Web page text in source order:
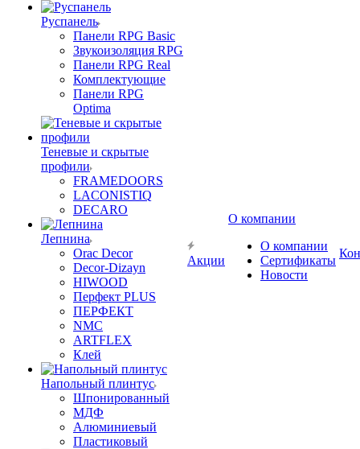
Руспанель
Панели RPG Basic
Звукоизоляция RPG
Панели RPG Real
Комплектующие
Панели RPG
Optima
Теневые и скрытые
профили
FRAMEDOORS
LACONISTIQ
DECARO
Лепнина
Orac Decor
Decor-Dizayn
HIWOOD
Перфект PLUS
ПЕРФЕКТ
NMC
ARTFLEX
Клей
Напольный плинтус
Шпонированный
МДФ
Алюминиевый
Пластиковый
Акции
О компании
О компании
Сертификаты
Новости